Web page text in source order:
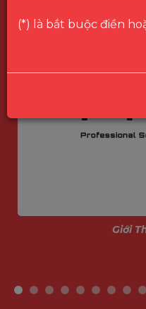
Giới
(*) là bắt buộc điền